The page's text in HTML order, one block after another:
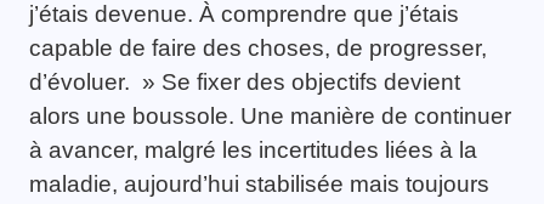
j’étais devenue. À comprendre que j’étais
capable de faire des choses, de progresser,
d’évoluer. » Se fixer des objectifs devient
alors une boussole. Une manière de continuer
à avancer, malgré les incertitudes liées à la
maladie, aujourd’hui stabilisée mais toujours